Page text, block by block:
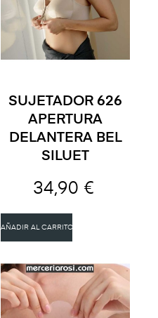
SUJETADOR 626
APERTURA
DELANTERA BEL
SILUET
34,90 €
AÑADIR AL CARRITO